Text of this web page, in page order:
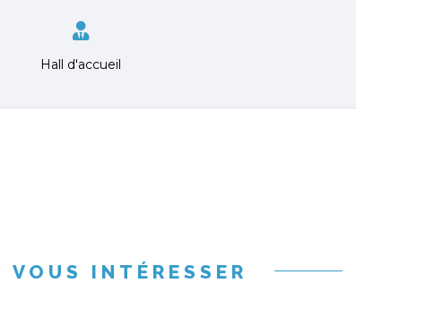
Hall d'accueil
INTÉRESSER